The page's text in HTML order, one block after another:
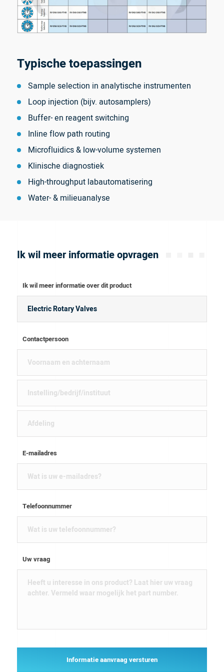
Typische toepassingen
Sample selection in analytische instrumenten
Loop injection (bijv. autosamplers)
Buffer- en reagent switching
Inline flow path routing
Microfluidics & low-volume systemen
Klinische diagnostiek
High-throughput labautomatisering
Water- & milieuanalyse
Ik wil meer informatie opvragen
Ik wil meer informatie over dit product
Contactpersoon
E-mailadres
Telefoonnummer
Uw vraag
Informatie aanvraag versturen